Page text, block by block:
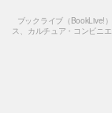
ブックライブ（BookLive!
ス、カルチュア・コンビニ